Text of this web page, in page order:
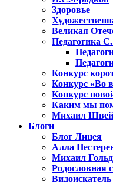
Здоровье
Великая
Педагогика
Конкурс
Конкурс «Во
Конкурс
Каким мы
Михаил
Блоги
Блог Лицея
Алла
Михаил
Родословная